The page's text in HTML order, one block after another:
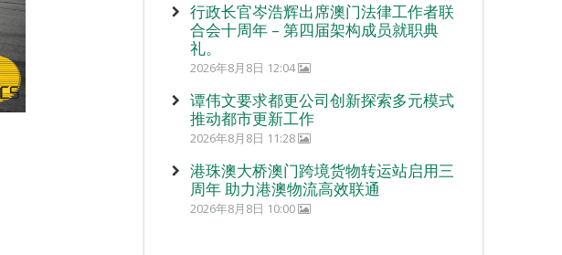
行政长官岑浩辉出席澳门法律工作者联
合会十周年 – 第四届架构成员就职典
礼。
2026年8月8日 12:04
谭伟文要求都更公司创新探索多元模式
推动都市更新工作
2026年8月8日 11:28
港珠澳大桥澳门跨境货物转运站启用三
周年 助力港澳物流高效联通
2026年8月8日 10:00